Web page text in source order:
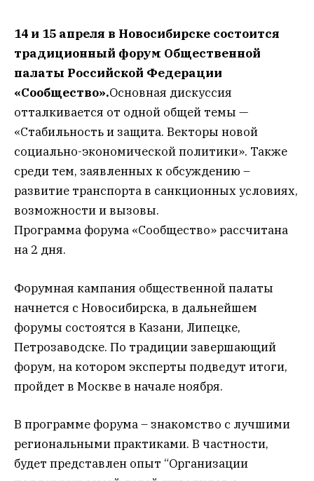
14 и 15 апреля в Новосибирске состоится
традиционный форум Общественной
палаты Российской Федерации
«Сообщество».Основная дискуссия
отталкивается от одной общей темы —
«Стабильность и защита. Векторы новой
социально-экономической политики». Также
среди тем, заявленных к обсуждению –
развитие транспорта в санкционных условиях,
возможности и вызовы.
Программа форума «Сообщество» рассчитана
на 2 дня.
Форумная кампания общественной палаты
начнется с Новосибирска, в дальнейшем
форумы состоятся в Казани, Липецке,
Петрозаводске. По традиции завершающий
форум, на котором эксперты подведут итоги,
пройдет в Москве в начале ноября.
В программе форума – знакомство с лучшими
региональными практиками. В частности,
будет представлен опыт “Организации